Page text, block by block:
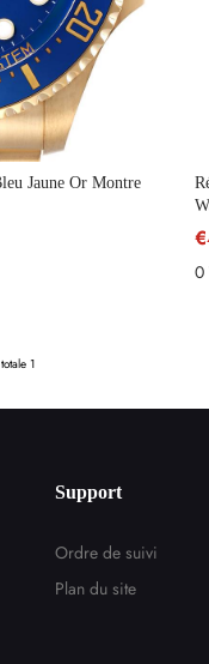
Jaune Or Montre
0
1
Support
Ordre de suivi
Plan du site